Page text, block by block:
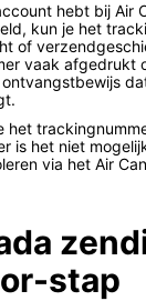
hebt bij Air
kun je het
of
vaak afgedrukt
het
is het niet
via het Air
stap